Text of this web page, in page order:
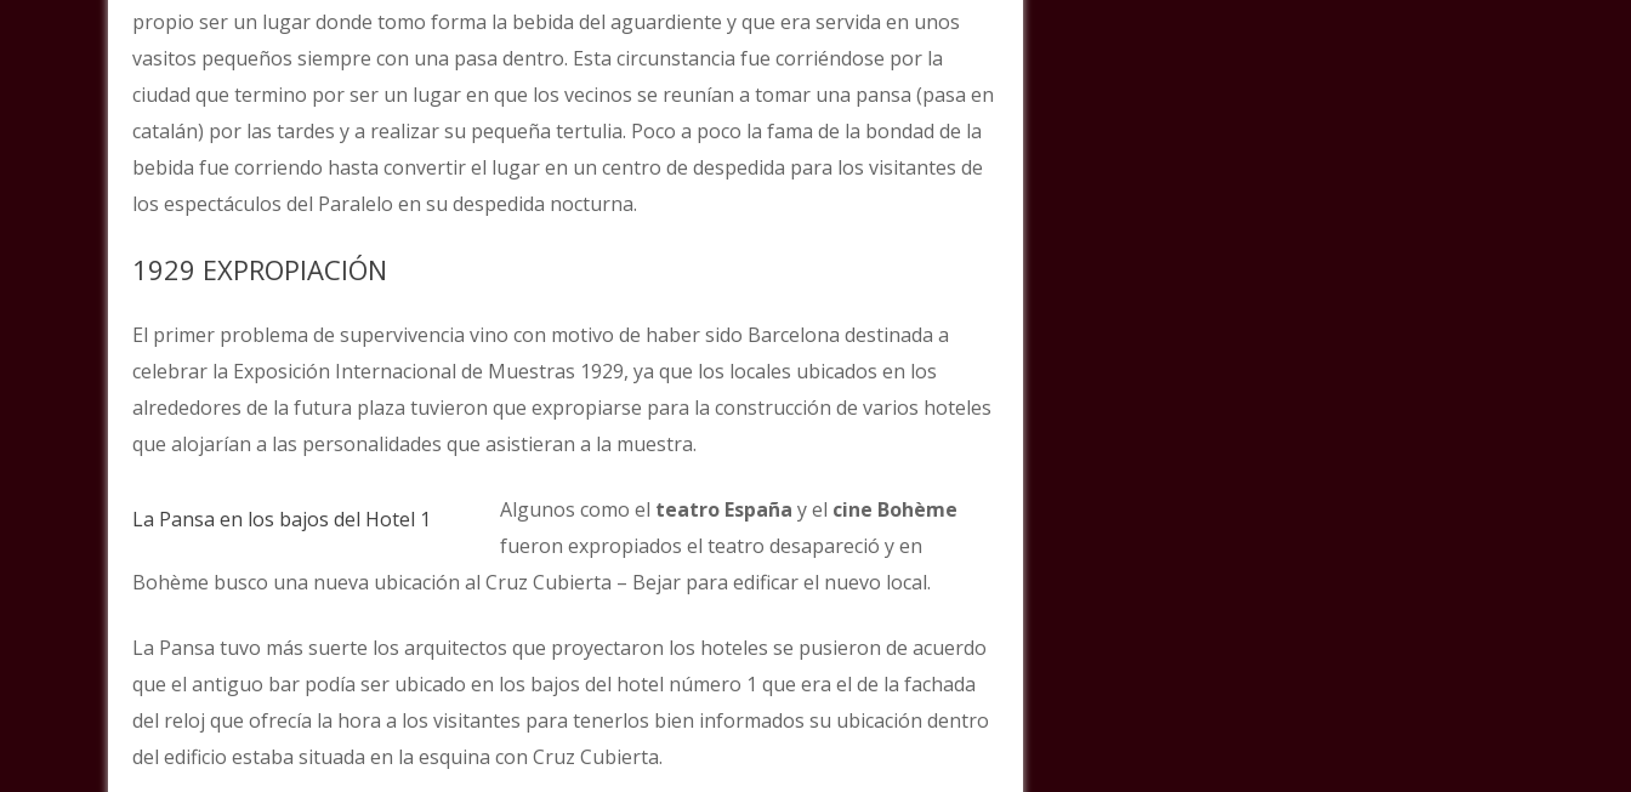
propio ser un lugar donde tomo forma la bebida del aguardiente y que era servida en unos
vasitos pequeños siempre con una pasa dentro. Esta circunstancia fue corriéndose por la
ciudad que termino por ser un lugar en que los vecinos se reunían a tomar una pansa (pasa en
catalán) por las tardes y a realizar su pequeña tertulia. Poco a poco la fama de la bondad de la
bebida fue corriendo hasta convertir el lugar en un centro de despedida para los visitantes de
los espectáculos del Paralelo en su despedida nocturna.
1929 EXPROPIACIÓN
El primer problema de supervivencia vino con motivo de haber sido Barcelona destinada a
celebrar la Exposición Internacional de Muestras 1929, ya que los locales ubicados en los
alrededores de la futura plaza tuvieron que expropiarse para la construcción de varios hoteles
que alojarían a las personalidades que asistieran a la muestra.
La Pansa en los bajos del Hotel 1 Algunos como el teatro España y el cine Bohème
fueron expropiados el teatro desapareció y en
Bohème busco una nueva ubicación al Cruz Cubierta – Bejar para edificar el nuevo local.
La Pansa tuvo más suerte los arquitectos que proyectaron los hoteles se pusieron de acuerdo
que el antiguo bar podía ser ubicado en los bajos del hotel número 1 que era el de la fachada
del reloj que ofrecía la hora a los visitantes para tenerlos bien informados su ubicación dentro
del edificio estaba situada en la esquina con Cruz Cubierta.